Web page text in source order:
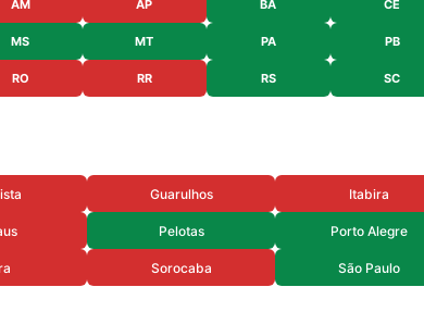
AM AP BA CE
MS MT PA PB
RO RR RS SC
Guarulhos Itabira
Pelotas Porto Alegre
Sorocaba São Paulo